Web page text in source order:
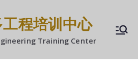
程培训中心
Training Center